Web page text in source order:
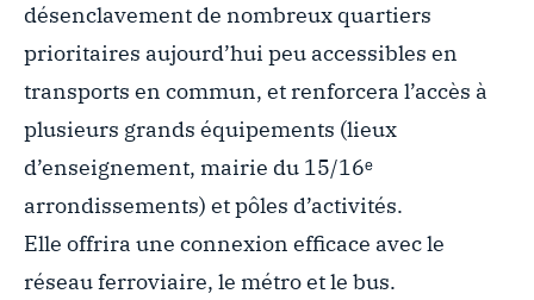
désenclavement de nombreux quartiers
prioritaires aujourd’hui peu accessibles en
transports en commun, et renforcera l’accès à
plusieurs grands équipements (lieux
d’enseignement, mairie du 15/16ᵉ
arrondissements) et pôles d’activités.
Elle offrira une connexion efficace avec le
réseau ferroviaire, le métro et le bus.